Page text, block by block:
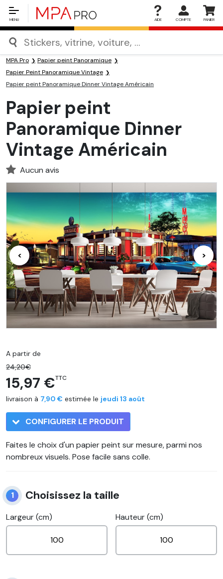
MENU AIDE COMPTE PANIER
MPA Pro
Papier peint Panoramique
Papier Peint Panoramique Vintage
Papier peint Panoramique Dinner Vintage Américain
Papier peint
Panoramique Dinner
Vintage Américain
Aucun avis
< >
A partir de
24,20€
15,97 €TTC
livraison à 7,90 € estimée le jeudi 13 août
CONFIGURER LE PRODUIT
Faites le choix d'un papier peint sur mesure, parmi nos
nombreux visuels. Pose facile sans colle.
1 Choisissez la taille
Largeur (cm) Hauteur (cm)